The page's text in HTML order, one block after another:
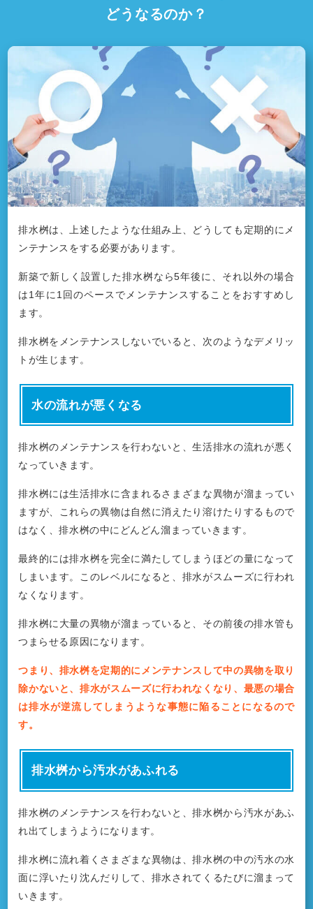
どうなるのか？
排水桝は、上述したような仕組み上、どうしても定期的にメ
ンテナンスをする必要があります。
新築で新しく設置した排水桝なら5年後に、それ以外の場合
は1年に1回のペースでメンテナンスすることをおすすめし
ます。
排水桝をメンテナンスしないでいると、次のようなデメリッ
トが生じます。
水の流れが悪くなる
排水桝のメンテナンスを行わないと、生活排水の流れが悪く
なっていきます。
排水桝には生活排水に含まれるさまざまな異物が溜まってい
ますが、これらの異物は自然に消えたり溶けたりするもので
はなく、排水桝の中にどんどん溜まっていきます。
最終的には排水桝を完全に満たしてしまうほどの量になって
しまいます。このレベルになると、排水がスムーズに行われ
なくなります。
排水桝に大量の異物が溜まっていると、その前後の排水管も
つまらせる原因になります。
つまり、排水桝を定期的にメンテナンスして中の異物を取り
除かないと、排水がスムーズに行われなくなり、最悪の場合
は排水が逆流してしまうような事態に陥ることになるので
す。
排水桝から汚水があふれる
排水桝のメンテナンスを行わないと、排水桝から汚水があふ
れ出てしまうようになります。
排水桝に流れ着くさまざまな異物は、排水桝の中の汚水の水
面に浮いたり沈んだりして、排水されてくるたびに溜まって
いきます。